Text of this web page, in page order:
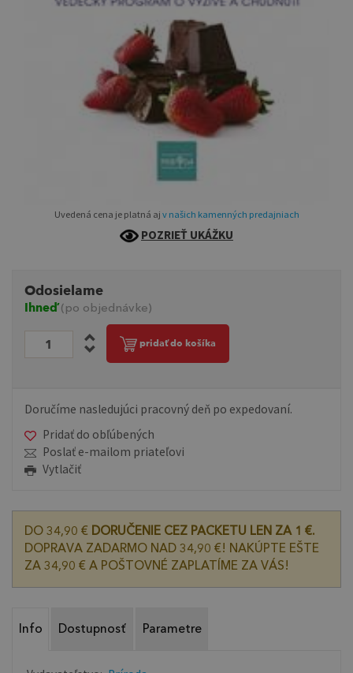
Uvedená cena je platná aj v našich kamenných predajniach
POZRIEŤ UKÁŽKU
Odosielame
Ihneď(po objednávke)
pridať do košíka
Doručíme nasledujúci pracovný deň po expedovaní.
Pridať do obľúbených
Poslať e-mailom priateľovi
Vytlačiť
DO 34,90 € DORUČENIE CEZ PACKETU LEN ZA 1 €.
DOPRAVA ZADARMO NAD 34,90 €! NAKÚPTE EŠTE
ZA 34,90 € A POŠTOVNÉ ZAPLATÍME ZA VÁS!
Info Dostupnosť Parametre